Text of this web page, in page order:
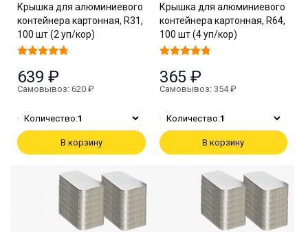
Крышка для алюминиевого
контейнера картонная, R31,
100 шт (2 уп/кор)
639 ₽
Самовывоз: 620 ₽
Количество:1
В корзину
Крышка для алюминиевого
контейнера картонная, R64,
100 шт (4 уп/кор)
365 ₽
Самовывоз: 354 ₽
Количество:1
В корзину